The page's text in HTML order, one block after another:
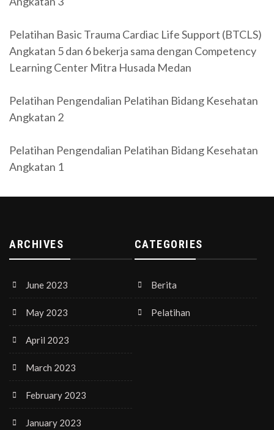
Pelatihan Basic Trauma Cardiac Life Support (BTCLS)
Angkatan 5 dan 6 bekerja sama dengan Competency
Learning Center Mitra Husada Medan
Pelatihan Pengendalian Pelatihan Bidang Kesehatan
Angkatan 2
Pelatihan Pengendalian Pelatihan Bidang Kesehatan
Angkatan 1
ARCHIVES
June 2023
May 2023
April 2023
March 2023
February 2023
January 2023
CATEGORIES
Berita
Pelatihan